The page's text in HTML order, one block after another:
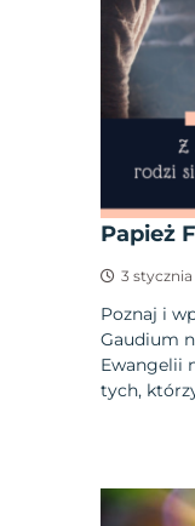
Papież
3
Poznaj i
Gaudium
Ewangelii
tych,